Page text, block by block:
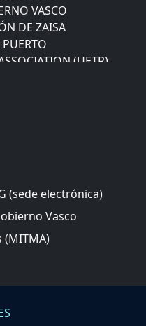
VASCO
DE ZAISA
(UETR)
DE TRANSPORTES)
DE GIPUZKOA
(sede electrónica)
Vasco